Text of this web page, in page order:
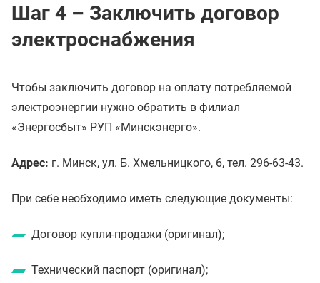
Шаг 4 – Заключить договор
электроснабжения
Чтобы заключить договор на оплату потребляемой
электроэнергии нужно обратить в филиал
«Энергосбыт» РУП «Минскэнерго».
Адрес: г. Минск, ул. Б. Хмельницкого, 6, тел. 296-63-43.
При себе необходимо иметь следующие документы:
Договор купли-продажи (оригинал);
Технический паспорт (оригинал);